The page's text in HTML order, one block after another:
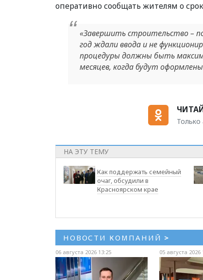
оперативно сообщать жителям о
«Завершить строительство –
год ждали ввода и не
процедуры должны быть
месяцев, когда будут
Только
НА ЭТУ ТЕМУ
Как поддержать семейный
очаг, обсудили в
Красноярском крае
НОВОСТИ КОМПАНИЙ >
06 августа 2026 13:25 05 августа 2026